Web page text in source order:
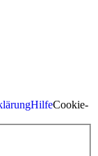
HilfeCookie-